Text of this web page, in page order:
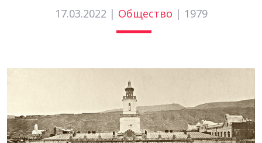
17.03.2022 | Общество | 1979